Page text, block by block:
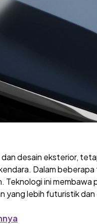
desain eksterior,
Dalam beberapa
Teknologi ini membawa
yang lebih futuristik